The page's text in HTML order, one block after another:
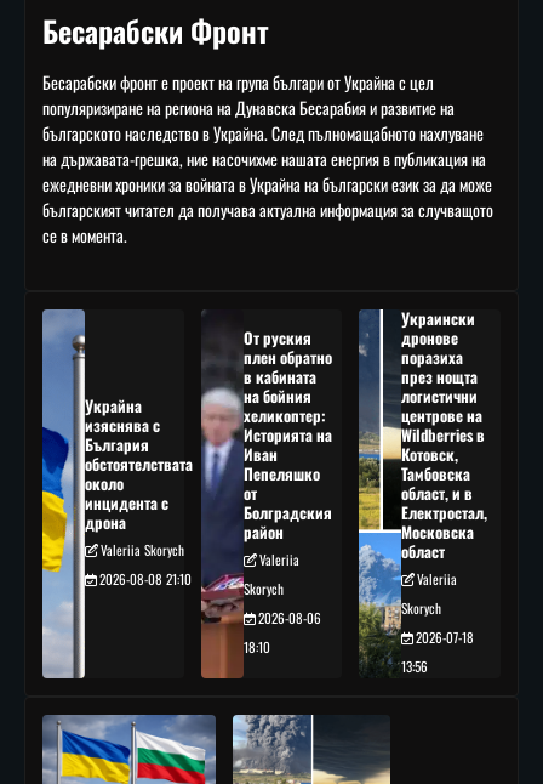
Бесарабски Фронт
Бесарабски фронт е проект на група българи от Украйна с цел
популяризиране на региона на Дунавска Бесарабия и развитие на
българското наследство в Украйна. След пълномащабното нахлуване
на държавата-грешка, ние насочихме нашата енергия в публикация на
ежедневни хроники за войната в Украйна на български език за да може
българският читател да получава актуална информация за случващото
се в момента.
Украйна
изяснява с
България
обстоятелствата
около
инцидента с
дрона
Valeriia Skorych
2026-08-08 21:10
От руския
плен обратно
в кабината
на бойния
хеликоптер:
Историята на
Иван
Пепеляшко
от
Болградския
район
Valeriia
Skorych
2026-08-06
18:10
Украински
дронове
поразиха
през нощта
логистични
центрове на
Wildberries в
Котовск,
Тамбовска
област, и в
Електростал,
Московска
област
Valeriia
Skorych
2026-07-18
13:56